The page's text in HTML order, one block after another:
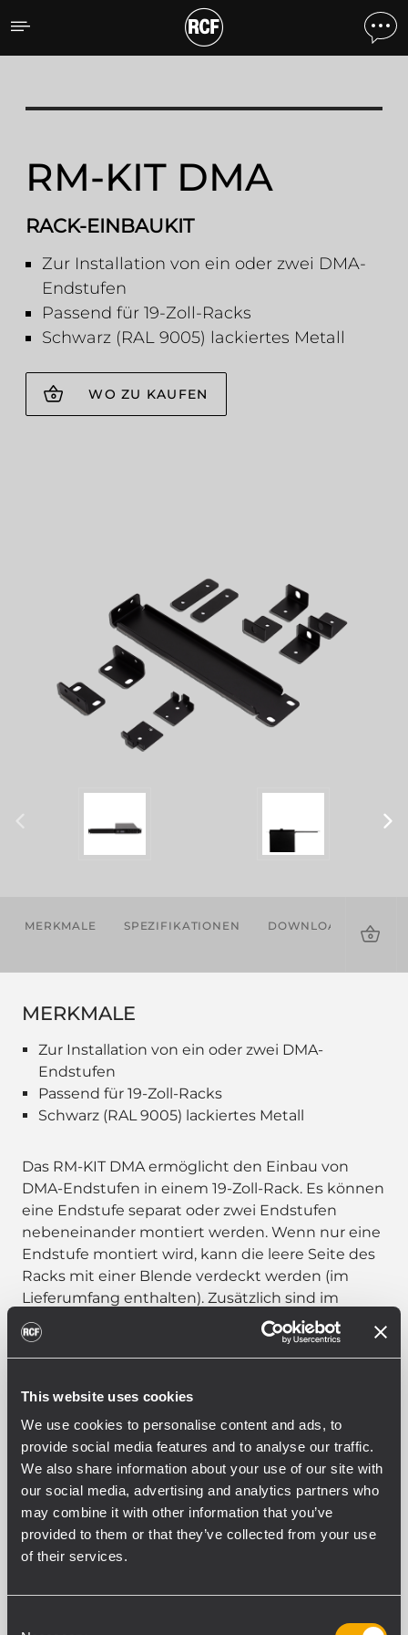
This website uses cookies
We use cookies to personalise content and ads, to
provide social media features and to analyse our traffic.
We also share information about your use of our site with
our social media, advertising and analytics partners who
may combine it with other information that you’ve
provided to them or that they’ve collected from your use
of their services.
RM-KIT DMA RACK-
RM-KIT DMA
RACK-EINBAUKIT
Zur Installation von ein oder zwei DMA-
Endstufen
Passend für 19-Zoll-Racks
Schwarz (RAL 9005) lackiertes Metall
WO ZU KAUFEN
MERKMALE SPEZIFIKATIONEN DOWNLOADS
MERKMALE
Zur Installation von ein oder zwei DMA-
Endstufen
Passend für 19-Zoll-Racks
Schwarz (RAL 9005) lackiertes Metall
Das RM-KIT DMA ermöglicht den Einbau von
DMA-Endstufen in einem 19-Zoll-Rack. Es können
eine Endstufe separat oder zwei Endstufen
nebeneinander montiert werden. Wenn nur eine
Endstufe montiert wird, kann die leere Seite des
Racks mit einer Blende verdeckt werden (im
Lieferumfang enthalten). Zusätzlich sind im
Lieferumfang Wandhalterungen enthalten.
PART NUMBER:
13360426
EAN 8024530017415